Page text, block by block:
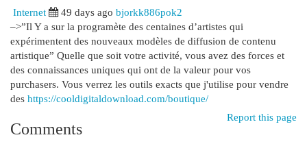
Internet
49 days ago bjorkk886pok2
–>”Il Y a sur la programète des centaines d’artistes qui
expérimentent des nouveaux modèles de diffusion de contenu
artistique” Quelle que soit votre activité, vous avez des forces et
des connaissances uniques qui ont de la valeur pour vos
purchasers. Vous verrez les outils exacts que j'utilise pour vendre
des https://cooldigitaldownload.com/boutique/
Report this page
Comments